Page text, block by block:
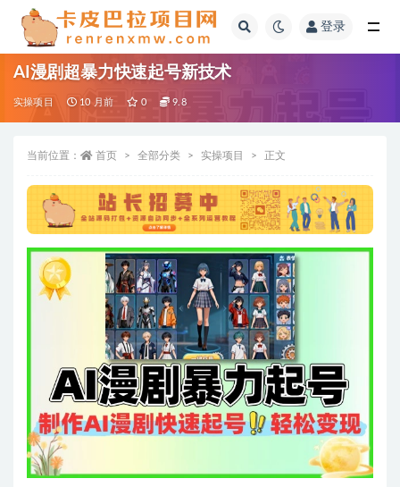
登录
AI漫剧超暴力快速起号新技术
实操项目 10 月前 0 9.8
当前位置： 首页 全部分类 实操项目 正文
全部